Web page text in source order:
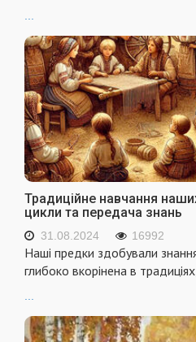
Традиційне навчання
цикли та передача знань
31.08.2024 16992
Наші предки здобували
глибоко вкорінена в
...